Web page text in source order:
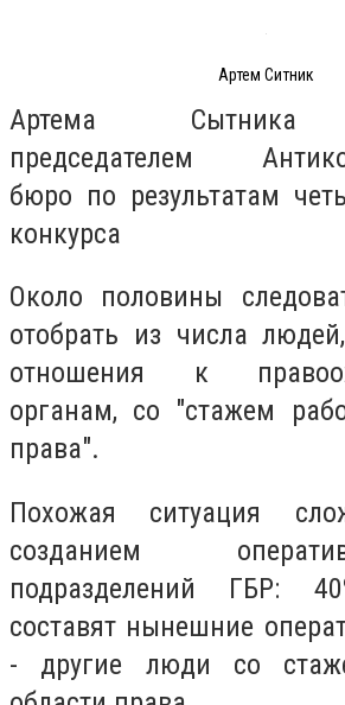
Артем Ситник
Артема Сытника
председателем
бюро по результатам
конкурса
Около половины
отобрать из числа
отношения к
органам, со "стажем
права".
Похожая ситуация
созданием
подразделений ГБР:
составят нынешние
- другие люди со